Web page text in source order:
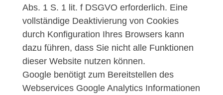
Abs. 1 S. 1 lit. f DSGVO erforderlich. Eine
vollständige Deaktivierung von Cookies
durch Konfiguration Ihres Browsers kann
dazu führen, dass Sie nicht alle Funktionen
dieser Website nutzen können.
Google benötigt zum Bereitstellen des
Webservices Google Analytics Informationen